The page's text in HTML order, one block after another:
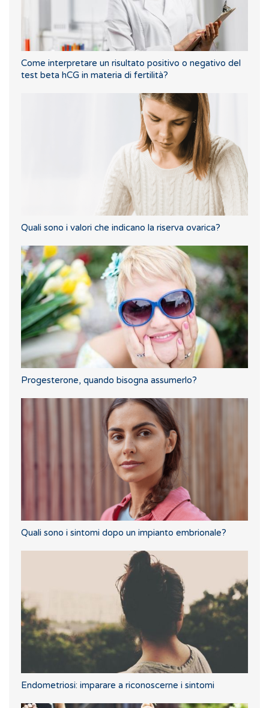
Come interpretare un risultato positivo o negativo del
test beta hCG in materia di fertilità?
Quali sono i valori che indicano la riserva ovarica?
Progesterone, quando bisogna assumerlo?
Quali sono i sintomi dopo un impianto embrionale?
Endometriosi: imparare a riconoscerne i sintomi